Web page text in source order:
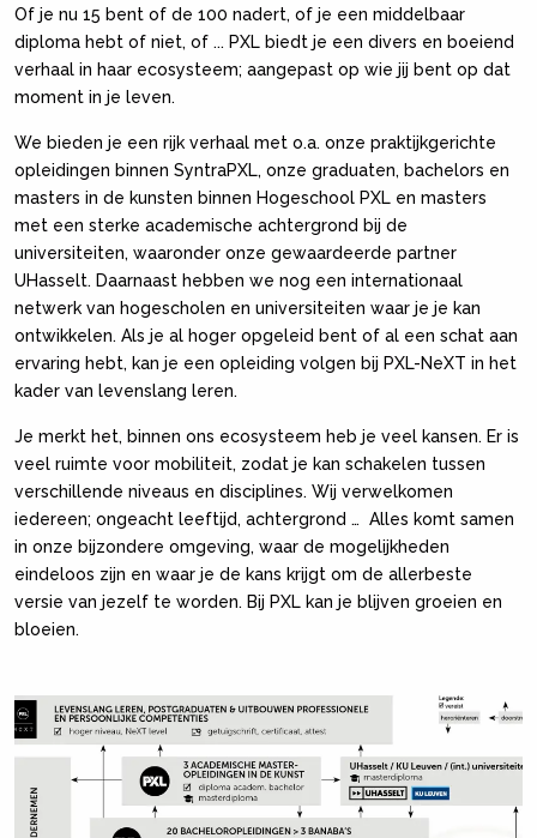
Of je nu 15 bent of de 100 nadert, of je een middelbaar
diploma hebt of niet, of ... PXL biedt je een divers en boeiend
verhaal in haar ecosysteem; aangepast op wie jij bent op dat
moment in je leven.
We bieden je een rijk verhaal met o.a. onze praktijkgerichte
opleidingen binnen SyntraPXL, onze graduaten, bachelors en
masters in de kunsten binnen Hogeschool PXL en masters
met een sterke academische achtergrond bij de
universiteiten, waaronder onze gewaardeerde partner
UHasselt. Daarnaast hebben we nog een internationaal
netwerk van hogescholen en universiteiten waar je je kan
ontwikkelen. Als je al hoger opgeleid bent of al een schat aan
ervaring hebt, kan je een opleiding volgen bij PXL-NeXT in het
kader van levenslang leren.
Je merkt het, binnen ons ecosysteem heb je veel kansen. Er is
veel ruimte voor mobiliteit, zodat je kan schakelen tussen
verschillende niveaus en disciplines. Wij verwelkomen
iedereen; ongeacht leeftijd, achtergrond … Alles komt samen
in onze bijzondere omgeving, waar de mogelijkheden
eindeloos zijn en waar je de kans krijgt om de allerbeste
versie van jezelf te worden. Bij PXL kan je blijven groeien en
bloeien.